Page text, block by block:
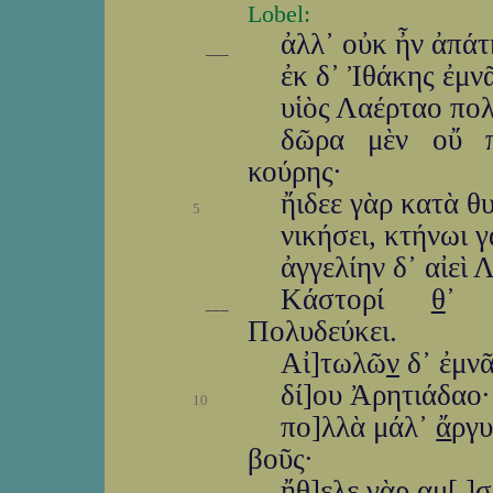
Lobel:
ἀλλ᾽ οὐκ ἦν
ἐκ δ᾽ Ἰθάκης
υἱὸς Λαέρταο
δῶρα μὲν οὔ
κούρης·
5
ἤιδεε γὰρ κατὰ
νικήσει, κτήνωι
ἀγγελίην δ᾽
Κάστορί θ᾽
Πολυδεύκει.
Αἰ]τωλῶν δ᾽
10
δί]ου
πο]λλὰ μάλ᾽ ἄ
βοῦς·